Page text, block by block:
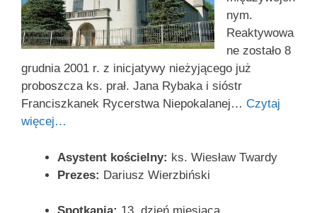
nym.
Reaktywowa
ne zostało 8
grudnia 2001 r. z inicjatywy nieżyjącego już
proboszcza ks. prał. Jana Rybaka i sióstr
Franciszkanek Rycerstwa Niepokalanej… Czytaj
więcej…
Asystent kościelny: ks. Wiesław Twardy
Prezes: Dariusz Wierzbiński